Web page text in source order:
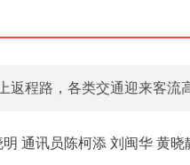
程路，各类交通迎来客流
通讯员陈柯添 刘闽华 黄